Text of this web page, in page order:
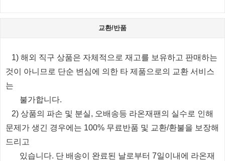
교환/반품
1) 해외 직구 상품은 자체적으로 재고를 보유하고 판매하는
것이 아니므로 단순 변심에 의한 타 제품으로의 교환 서비스
는
불가합니다.
2) 상품의 파손 및 분실, 오배송등 라온재팬의 실수로 인해
문제가 생긴 경우에는 100% 무료반품 및 교환/환불을 보장해
드리고
있습니다. 단 배송이 완료된 날로부터 7일이내에 라온재